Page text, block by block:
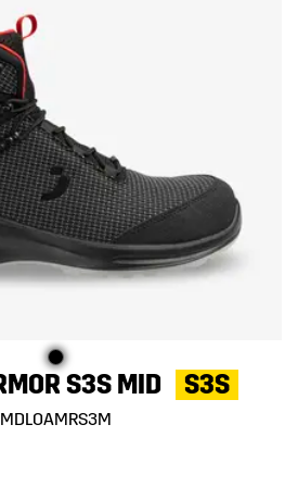
S3S MID S3S
MDLOAMRS3M